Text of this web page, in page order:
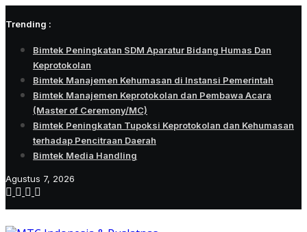
to
Trending :
Bimtek Peningkatan SDM Aparatur Bidang Humas Dan
Keprotokolan
Bimtek Manajemen Kehumasan di Instansi Pemerintah
Bimtek Manajemen Keprotokolan dan Pembawa Acara
(Master of Ceremony/MC)
Bimtek Peningkatan Tupoksi Keprotokolan dan Kehumasan
terhadap Pencitraan Daerah
Bimtek Media Handling
Agustus 7, 2026